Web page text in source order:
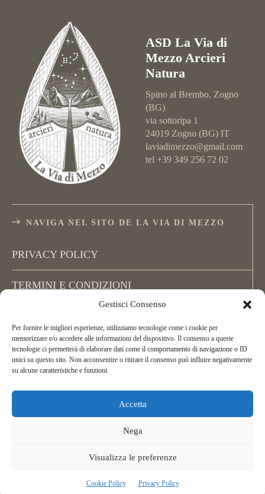
Gestisci Consenso
Per fornire le migliori esperienze, utilizziamo tecnologie come i cookie per
memorizzare e/o accedere alle informazioni del dispositivo. Il consenso a queste
tecnologie ci permetterà di elaborare dati come il comportamento di navigazione o ID
unici su questo sito. Non acconsentire o ritirare il consenso può influire negativamente
su alcune caratteristiche e funzioni.
Accetta
Nega
Visualizza le preferenze
Cookie Policy Privacy Policy
ASD La Via di
Mezzo Arcieri
Natura
Spino al Brembo, Zogno
(BG)
via sottoripa 1
24019 Zogno (BG) IT
laviadimezzo@gmail.com
tel +39 349 256 72 02
NAVIGA NEL SITO DE LA VIA DI MEZZO
PRIVACY POLICY
TERMINI E CONDIZIONI
Copyright La Via di Mezzo, All Rights Reserved.